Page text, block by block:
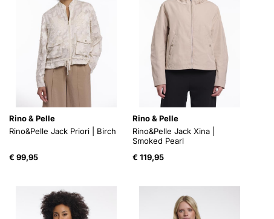
Rino & Pelle
Rino&Pelle Jack Priori | Birch
€ 99,95
Rino & Pelle
Rino&Pelle Jack Xina |
Smoked Pearl
€ 119,95